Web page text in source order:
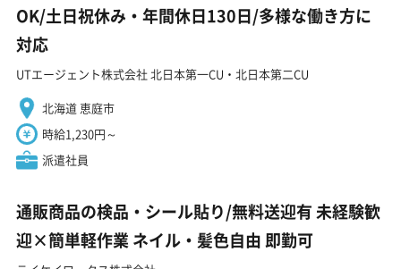
OK/土日祝休み・年間休日130日/多様な働き方に
対応
UTエージェント株式会社 北日本第一CU・北日本第二CU
北海道 恵庭市
時給1,230円～
派遣社員
通販商品の検品・シール貼り/無料送迎有 未経験歓
迎×簡単軽作業 ネイル・髪色自由 即勤可